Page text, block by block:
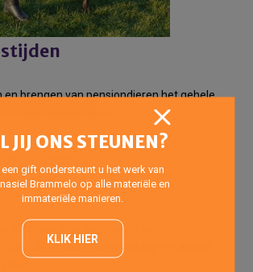
en brengen van pensiondieren het gehele
week:
uur -18:00 uur
afspraak elke dag van de week.
uur – 20:00 uur (Inloopmiddag- en avond
JIJ ONS STEUNEN?
gift ondersteunt u het werk van
Brammelo op alle materiële en
immateriële manieren.
KLIK HIER